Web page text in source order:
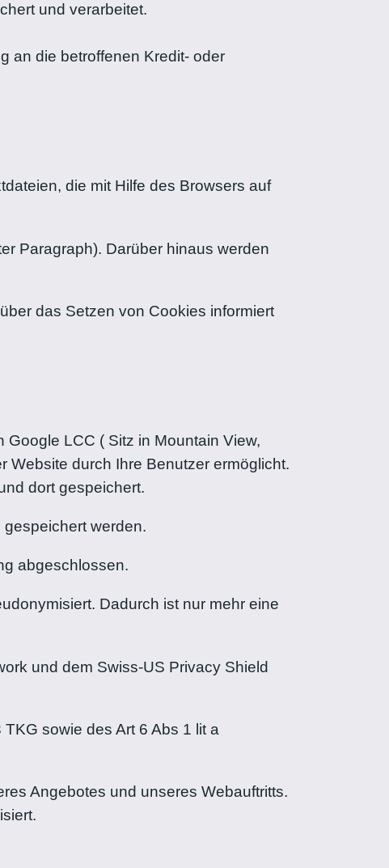
und verarbeitet.
an die betroffenen Kredit- oder
die mit Hilfe des Browsers auf
Paragraph). Darüber hinaus werden
das Setzen von Cookies informiert
LCC ( Sitz in Mountain View,
Website durch Ihre Benutzer ermöglicht.
dort gespeichert.
werden.
abgeschlossen.
Dadurch ist nur mehr eine
und dem Swiss-US Privacy Shield
sowie des Art 6 Abs 1 lit a
Angebotes und unseres Webauftritts.